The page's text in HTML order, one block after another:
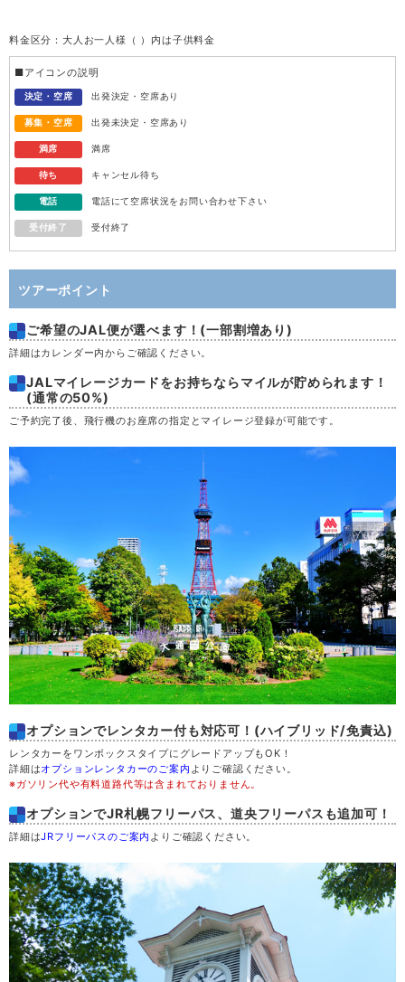
水 12
木 13
金 14
日 16
月 17
火 18
水 19
木 20
金
日 23
月 24
火 25
水 26
木 27
日 30
月 31
料金区分：大人お一人様（ ）内は子供料金
■アイコンの説明
決定・空席 出発決定・空席あり
募集・空席 出発未決定・空席あり
満席 満席
待ち キャンセル待ち
電話 電話にて空席状況をお問い合わせ下さい
受付終了 受付終了
ツアーポイント
ご希望のJAL便が選べます！(一部割増あり)
詳細はカレンダー内からご確認ください。
JALマイレージカードをお持ちならマイルが貯められます！
(通常の50%)
ご予約完了後、飛行機のお座席の指定とマイレージ登録が可能です。
オプションでレンタカー付も対応可！(ハイブリッド/免責込)
レンタカーをワンボックスタイプにグレードアップもOK！
詳細はオプションレンタカーのご案内 よりご確認ください。
※ガソリン代や有料道路代等は含まれておりません。
オプションでJR札幌フリーパス、道央フリーパスも追加可！
詳細はJRフリーパスのご案内 よりご確認ください。